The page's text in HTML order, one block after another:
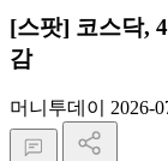
[스팟] 코스닥,
감
머니투데이 2026-